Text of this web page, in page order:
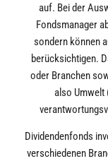
auf. Bei der
Fondsmanager
sondern können
berücksichtigen.
oder Branchen
also Umwelt
Dividendenfonds
verschiedenen